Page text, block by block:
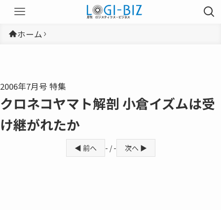
ホーム
2006年7月号 特集
クロネコヤマト解剖 小倉イズムは受
け継がれたか
◀ 前へ - / - 次へ ▶